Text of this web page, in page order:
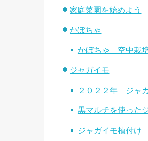
家庭菜園を始めよう
かぼちゃ
かぼちゃ 空中栽
ジャガイモ
２０２２年 ジャ
黒マルチを使った
ジャガイモ植付け